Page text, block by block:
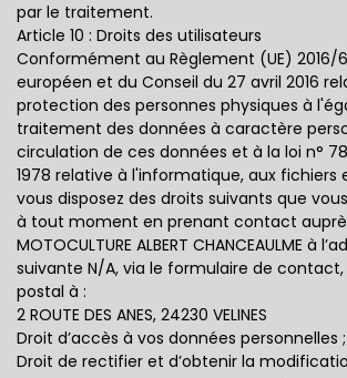
par le traitement.
Article 10 : Droits des utilisateurs
Conformément au Règlement (UE) 2016/
européen et du Conseil du 27 avril 2016
protection des personnes physiques à
traitement des données à caractère
circulation de ces données et à la loi n°
1978 relative à l'informatique, aux fichiers
vous disposez des droits suivants que
à tout moment en prenant contact
MOTOCULTURE ALBERT CHANCEAULME à
suivante N/A, via le formulaire de
postal à :
2 ROUTE DES ANES, 24230 VELINES
Droit d’accès à vos données personnelles ;
Droit de rectifier et d’obtenir la